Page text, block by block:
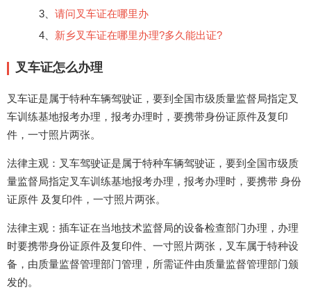
3、 请问叉车证在哪里办
4、 新乡叉车证在哪里办理?多久能出证?
叉车证怎么办理
叉车证是属于特种车辆驾驶证，要到全国市级质量监督局指定叉
车训练基地报考办理，报考办理时，要携带身份证原件及复印
件，一寸照片两张。
法律主观：叉车驾驶证是属于特种车辆驾驶证，要到全国市级质
量监督局指定叉车训练基地报考办理，报考办理时，要携带 身份
证原件 及复印件，一寸照片两张。
法律主观：插车证在当地技术监督局的设备检查部门办理，办理
时要携带身份证原件及复印件、一寸照片两张，叉车属于特种设
备，由质量监督管理部门管理，所需证件由质量监督管理部门颁
发的。